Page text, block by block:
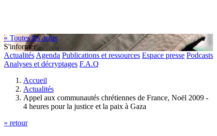
« Toutes les actus
S'informer
Actualités Agenda Publications et ressources Espace presse Podcasts
Analyses et décryptages F.A.Q
Accueil
Actualités
Appel aux communautés chrétiennes de France, Noël 2009 -
4 heures pour la justice et la paix à Gaza
» retour